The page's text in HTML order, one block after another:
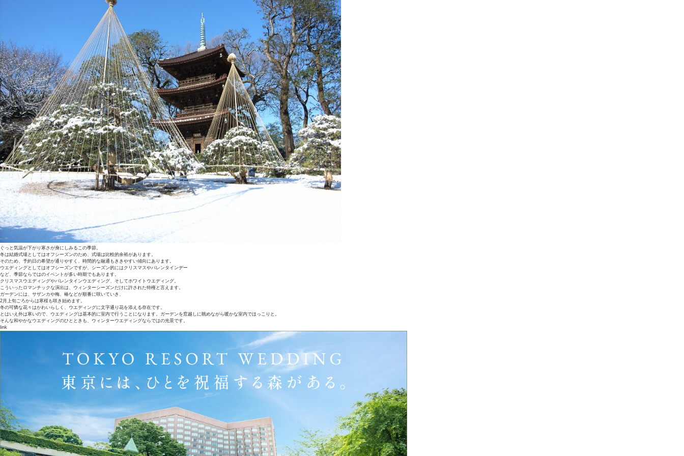
ぐっと気温が下がり寒さが身にしみるこの季節。
冬は結婚式場としてはオフシーズンのため、式場は比較的余裕があります。
そのため、予約日の希望が通りやすく、時間的な融通もききやすい傾向にあります。
ウエディングとしてはオフシーズンですが、シーズン的にはクリスマスやバレンタインデー
など、季節ならではのイベントが多い時期でもあります。
クリスマスウエディングやバレンタインウエディング、そしてホワイトウエディング。
こういったロマンチックな演出は、ウィンターシーズンだけに許された特権と言えます。
ガーデンには、サザンカや梅、椿などが順番に咲いていき、
2月上旬ごろからは寒桜も咲き始めます。
冬の可憐な花々はかわいらしく、ウエディングに文字通り花を添える存在です。
とはいえ外は寒いので、ウエディングは基本的に室内で行うことになります。ガーデンを窓越しに眺めながら暖かな室内でほっこりと。
そんな和やかなウエディングのひとときも、ウィンターウエディングならではの光景です。
link